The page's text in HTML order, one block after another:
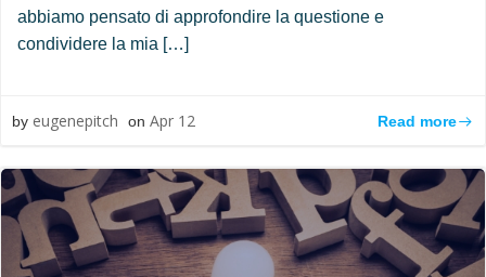
abbiamo pensato di approfondire la questione e
condividere la mia […]
by eugenepitch on Apr 12 Read more